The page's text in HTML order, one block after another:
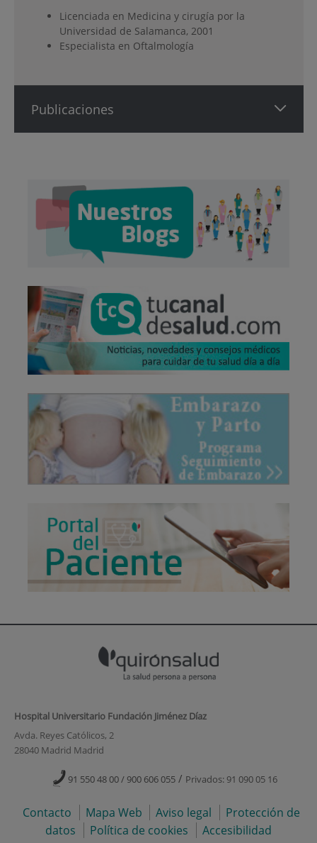
Licenciada en Medicina y cirugía por la
Universidad de Salamanca, 2001
Especialista en Oftalmología
Publicaciones
Hospital Universitario Fundación Jiménez Díaz
Avda. Reyes Católicos, 2
28040 Madrid Madrid
91 550 48 00 / 900 606 055 / Privados: 91 090 05 16
Contacto Mapa Web Aviso legal
Protección de
datos
Política de cookies Accesibilidad